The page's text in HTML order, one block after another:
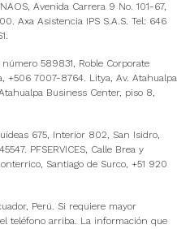
Avenida Carrera 9 No. 101-67,
Axa Asistencia IPS S.A.S. Tel: 646
589831, Roble Corporate
+506 7007-8764. Litya, Av. Atahualpa
Business Center, piso 8,
675, Interior 802, San Isidro,
PFSERVICES, Calle Brea y
Santiago de Surco, +51 920
Perú. Si requiere mayor
teléfono arriba. La información que